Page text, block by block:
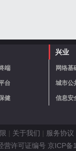
端
台
健
兴业
网络基
城市公
信息安
| 关于我们 | 服务协议
营许可证编号 京ICP